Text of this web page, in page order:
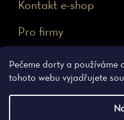
Pečeme dorty a používáme
tohoto webu vyjadřujete
Kontakt e-shop
Pro firmy
Ochrana osobních údajů